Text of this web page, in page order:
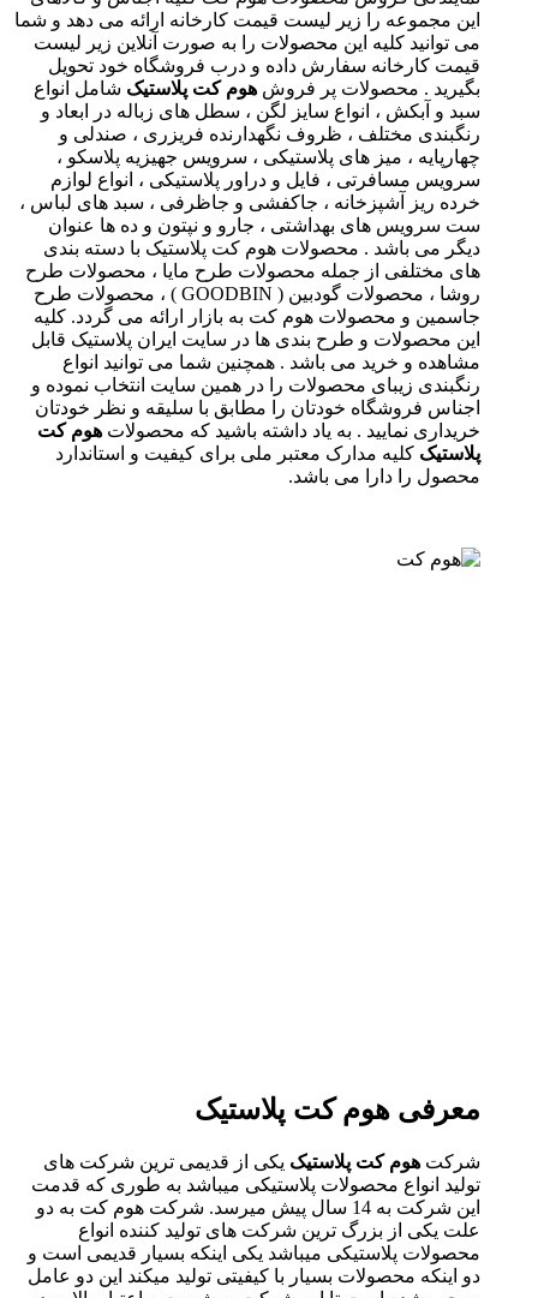
این مجموعه را زیر لیست قیمت کارخانه ارائه می دهد و شما
می توانید کلیه این محصولات را به صورت آنلاین زیر لیست
قیمت کارخانه سفارش داده و درب فروشگاه خود تحویل
بگیرید . محصولات پر فروش هوم کت پلاستیک شامل انواع
سبد و آبکش ، انواع سایز لگن ، سطل های زباله در ابعاد و
رنگبندی مختلف ، ظروف نگهدارنده فریزری ، صندلی و
چهارپایه ، میز های پلاستیکی ، سرویس جهیزیه پلاسکو ،
سرویس مسافرتی ، فایل و دراور پلاستیکی ، انواع لوازم
خرده ریز آشپزخانه ، جاکفشی و جاظرفی ، سبد های لباس ،
ست سرویس های بهداشتی ، جارو و نپتون و ده ها عنوان
دیگر می باشد . محصولات هوم کت پلاستیک با دسته بندی
های مختلفی از جمله محصولات طرح مایا ، محصولات طرح
روشا ، محصولات گودبین ( GOODBIN ) ، محصولات طرح
جاسمین و محصولات هوم کت به بازار ارائه می گردد. کلیه
این محصولات و طرح بندی ها در سایت ایران پلاستیک قابل
مشاهده و خرید می باشد . همچنین شما می توانید انواع
رنگبندی زیبای محصولات را در همین سایت انتخاب نموده و
اجناس فروشگاه خودتان را مطابق با سلیقه و نظر خودتان
خریداری نمایید . به یاد داشته باشید که محصولات هوم کت
پلاستیک کلیه مدارک معتبر ملی برای کیفیت و استاندارد
محصول را دارا می باشد.
معرفی هوم کت پلاستیک
شرکت هوم کت پلاستیک یکی از قدیمی ترین شرکت های
تولید انواع محصولات پلاستیکی میباشد به طوری که قدمت
این شرکت به 14 سال پیش میرسد. شرکت هوم کت به دو
علت یکی از بزرگ ترین شرکت های تولید کننده انواع
محصولات پلاستیکی میباشد یکی اینکه بسیار قدیمی است و
دو اینکه محصولات بسیار با کیفیتی تولید میکند این دو عامل